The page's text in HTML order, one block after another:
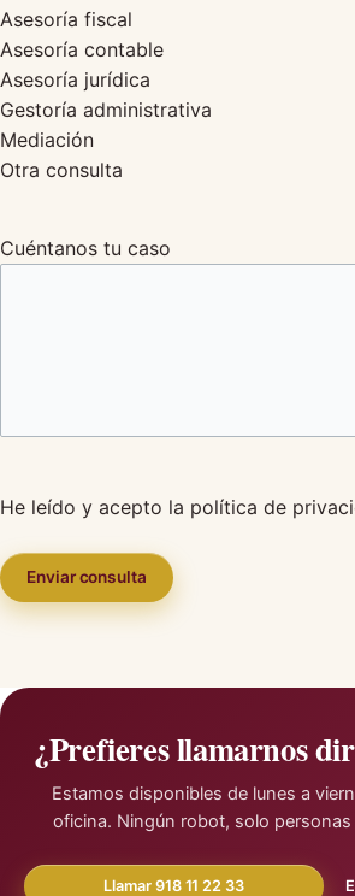
Asesoría fiscal
Asesoría contable
Asesoría jurídica
Gestoría administrativa
Mediación
Otra consulta
Cuéntanos tu caso
He leído y acepto la política de
Enviar consulta
¿Prefieres llamarnos
Estamos disponibles de lunes a
oficina. Ningún robot, solo personas
Llamar 918 11 22 33